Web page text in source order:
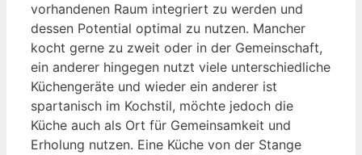
vorhandenen Raum integriert zu werden und
dessen Potential optimal zu nutzen. Mancher
kocht gerne zu zweit oder in der Gemeinschaft,
ein anderer hingegen nutzt viele unterschiedliche
Küchengeräte und wieder ein anderer ist
spartanisch im Kochstil, möchte jedoch die
Küche auch als Ort für Gemeinsamkeit und
Erholung nutzen. Eine Küche von der Stange